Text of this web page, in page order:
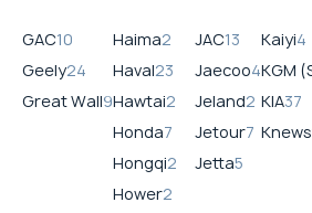
GAC10
Geely24
Great Wall9
Haima2
Haval23
Hawtai2
Honda7
Hongqi2
Hower2
JAC13
Jaecoo4
Jeland2
Jetour7
Jetta5
Kaiyi4
KGM
KIA37